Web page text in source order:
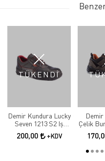
TÜKENDİ
Demir Kundura Lucky
Seven 1213 S2 Iş
Ayakkabısı
200,00 +KDV
Demir
Çelik